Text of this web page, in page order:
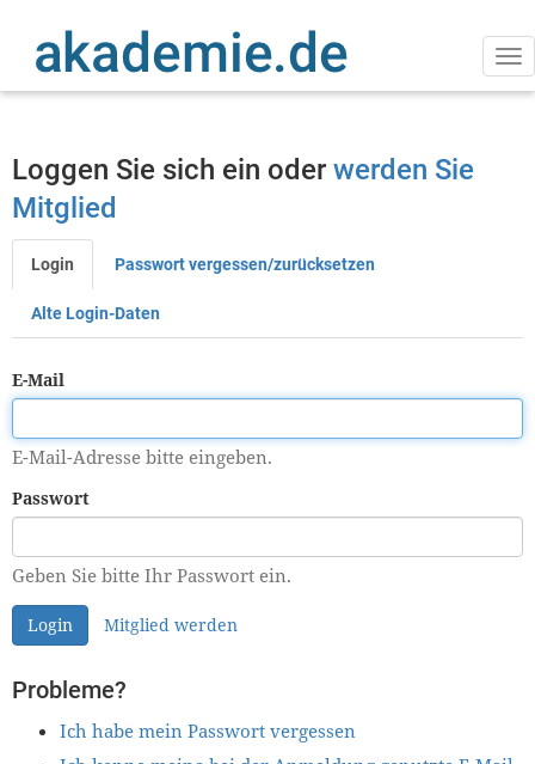
Inhalt
Loggen Sie sich ein oder werden Sie
Mitglied
Primäre
Reiter
Login Passwort vergessen/zurücksetzen
Alte Login-Daten
E-Mail
E-Mail-Adresse bitte eingeben.
Passwort
Geben Sie bitte Ihr Passwort ein.
Login Mitglied werden
Probleme?
Ich habe mein Passwort vergessen